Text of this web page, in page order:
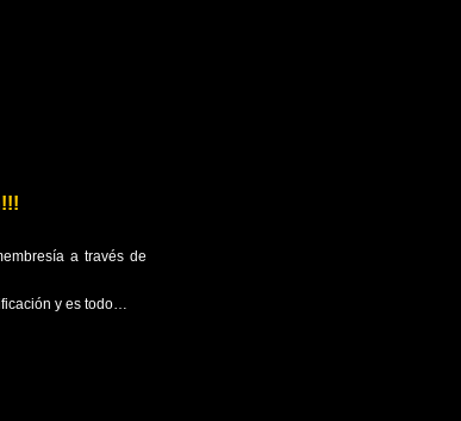
a través de
y es todo…